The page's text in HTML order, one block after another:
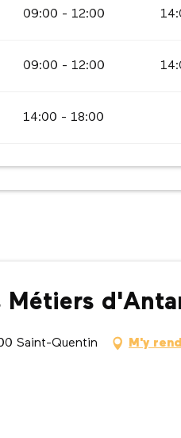
09:00 - 12:00
09:00 - 12:00
14:00 - 18:00
Métiers
Saint-Quentin M'y